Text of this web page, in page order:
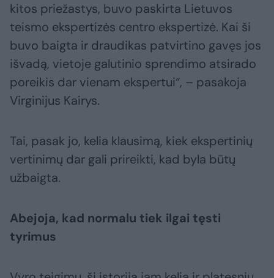
kitos priežastys, buvo paskirta Lietuvos
teismo ekspertizės centro ekspertizė. Kai ši
buvo baigta ir draudikas patvirtino gavęs jos
išvadą, vietoje galutinio sprendimo atsirado
poreikis dar vienam ekspertui“, – pasakoja
Virginijus Kairys.
Tai, pasak jo, kelia klausimą, kiek ekspertinių
vertinimų dar gali prireikti, kad byla būtų
užbaigta.
Abejoja, kad normalu tiek ilgai tęsti
tyrimus